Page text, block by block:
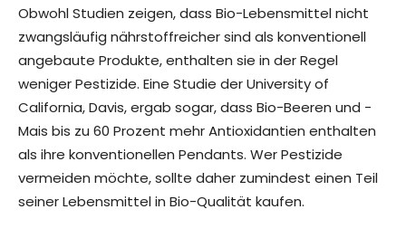
Obwohl Studien zeigen, dass Bio-Lebensmittel nicht
zwangsläufig nährstoffreicher sind als konventionell
angebaute Produkte, enthalten sie in der Regel
weniger Pestizide. Eine Studie der University of
California, Davis, ergab sogar, dass Bio-Beeren und -
Mais bis zu 60 Prozent mehr Antioxidantien enthalten
als ihre konventionellen Pendants. Wer Pestizide
vermeiden möchte, sollte daher zumindest einen Teil
seiner Lebensmittel in Bio-Qualität kaufen.